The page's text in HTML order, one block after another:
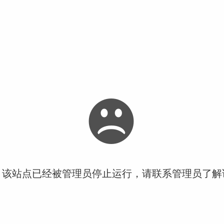
站点已经被管理员停止运行，请联系管理员了